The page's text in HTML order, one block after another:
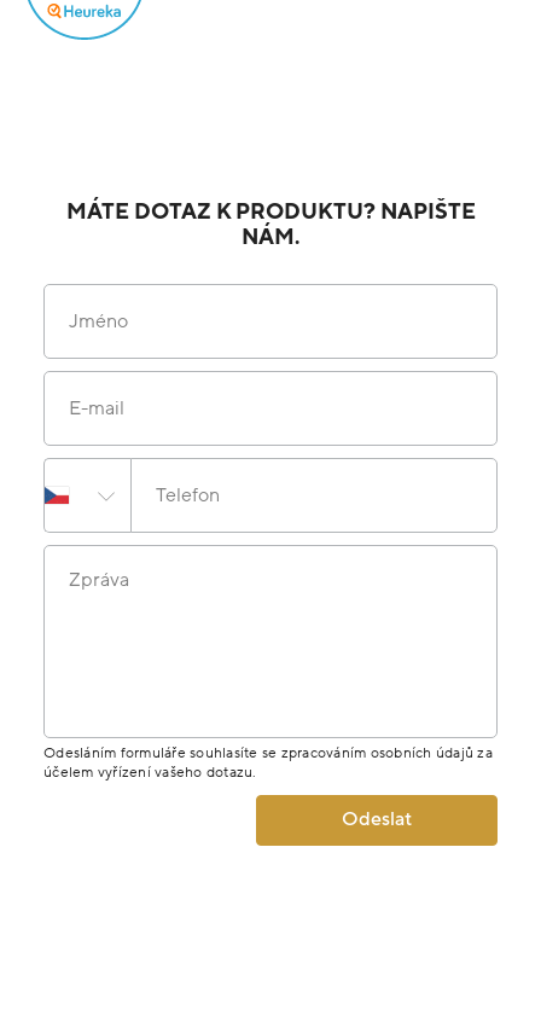
MÁTE DOTAZ K PRODUKTU? NAPIŠTE
NÁM.
Jméno
E-mail
Telefon
Zpráva
Odesláním formuláře souhlasíte se zpracováním osobních údajů za
účelem vyřízení vašeho dotazu.
Odeslat